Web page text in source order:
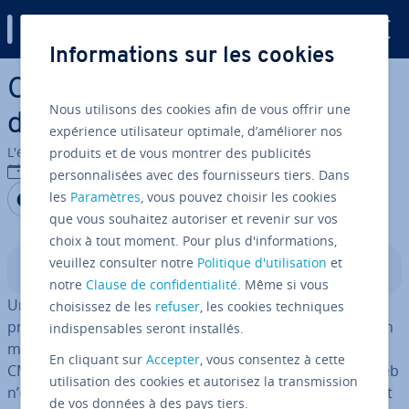
Aller au contenu principal
Comment créer un site Web
de pho­to­graphe ?
L'équipe édi­to­riale IONOS
09/01/2026
Partager sur Facebook
Partager sur Twitter
Partager sur LinkedIn
Sommaire
Un site Web de pho­to­graphe est le moyen idéal pour
présenter ses images et toucher un large public avec un
minimum d’effort. Grâce aux créateurs de sites et aux
CMS, aucune con­nais­sance préalable en con­cep­tion Web
n’est né­ces­saire pour concevoir un site pro­fes­sion­nel et
Informations sur les cookies
Nous utilisons des cookies afin de vous offrir une
expérience utilisateur optimale, d’améliorer nos
produits et de vous montrer des publicités
personnalisées avec des fournisseurs tiers. Dans
les Paramètres, vous pouvez choisir les cookies
que vous souhaitez autoriser et revenir sur vos
choix à tout moment. Pour plus d'informations,
veuillez consulter notre Politique d'utilisation et
notreClause de confidentialité. Même si vous
choisissez de les refuser, les cookies techniques
indispensables seront installés.
En cliquant surAccepter, vous consentez à cette
utilisation des cookies et autorisez la transmission
de vos données à des pays tiers.